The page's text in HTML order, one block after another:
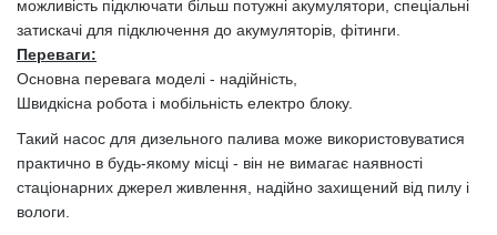
можливість підключати більш потужні акумулятори, спеціальні
затискачі для підключення до акумуляторів, фітинги.
Переваги:
Основна перевага моделі - надійність,
Швидкісна робота і мобільність електро блоку.
Такий насос для дизельного палива може використовуватися
практично в будь-якому місці - він не вимагає наявності
стаціонарних джерел живлення, надійно захищений від пилу і
вологи.